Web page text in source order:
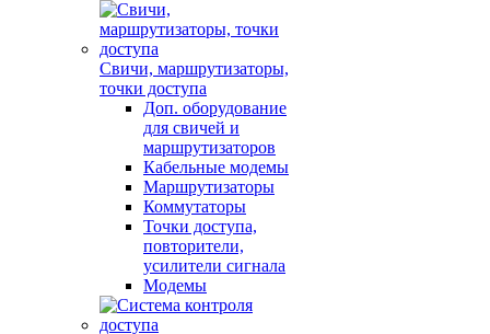
Свичи, маршрутизаторы,
точки доступа
Доп. оборудование
для свичей и
маршрутизаторов
Кабельные модемы
Маршрутизаторы
Коммутаторы
Точки доступа,
повторители,
усилители сигнала
Модемы